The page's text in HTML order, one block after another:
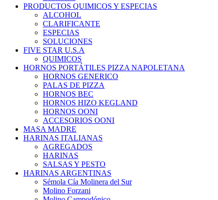
PRODUCTOS QUIMICOS Y ESPECIAS
ALCOHOL
CLARIFICANTE
ESPECIAS
SOLUCIONES
FIVE STAR U.S.A
QUIMICOS
HORNOS PORTÁTILES PIZZA NAPOLETANA
HORNOS GENERICO
PALAS DE PIZZA
HORNOS BEC
HORNOS HIZO KEGLAND
HORNOS OONI
ACCESORIOS OONI
MASA MADRE
HARINAS ITALIANAS
AGREGADOS
HARINAS
SALSAS Y PESTO
HARINAS ARGENTINAS
Sémola Cía Molinera del Sur
Molino Forzani